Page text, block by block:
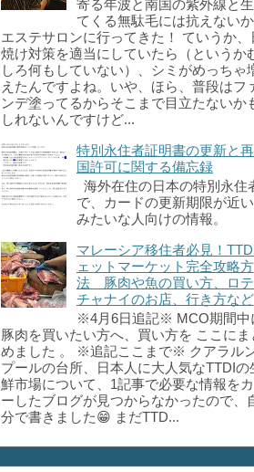
寄る年波と南国の紫外線と生
てくる無駄毛には抗えない
エステサロンに行ってきた！ ていうか、
焼け対策を適当にしていたら（というか
しろ何もしていない）、シミがめっちゃ
えたんですよね。いや、ほら、普段はフ
ンデ塗ってるからそこまで目立たないか
しれないんですけど...
特別永住者証明書の更新と再
国許可に関する備忘録
海外在住の日本の特別永住
で、カードの更新期限が近
みたいな人向けの情報。
マレーシア移住者必見！
ェットマーケット完全攻略方
法 豚肉や魚の買い方、ロテ
チャナイのお店、行き方など
※4月6日追記※ MCO期間中
豚肉を買いたい方へ、買い方を ここにま
めました 。 ※追記ここまで※ クアラル
プールの台所、日本人に大人気なTTDIの
鮮市場について、1記事で必要な情報を
ーしたブログが見つからなかったので、
分で書きました😁 まだTTD...